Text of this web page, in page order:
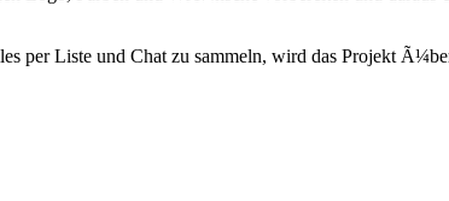
per Liste und Chat zu sammeln, wird das Projekt